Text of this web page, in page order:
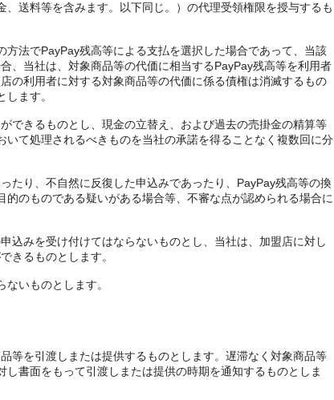
送料等を含みます。以下同じ。）の代理受領権限を授与するも
法でPayPay残高等による支払を選択した場合であって、当該
、当社は、対象商品等の代価に相当するPayPay残高等を利用者
の利用者に対する対象商品等の代価に係る債権は消滅するもの
ます。
できるものとし、現金の立替え、および過去の売掛金の精算等
て処理されるべきものを当社の承諾を得ることなく複数回に分
たり、不自然に反復した申込みであったり、PayPay残高等の換
のものである疑いがある場合等、不審な点が認められる場合に
込みを受け付けてはならないものとし、当社は、加盟店に対し
きるものとします。
いものとします。
等を引渡しまたは提供するものとします。遅滞なく対象商品等
書面をもって引渡しまたは提供の時期を通知するものとしま